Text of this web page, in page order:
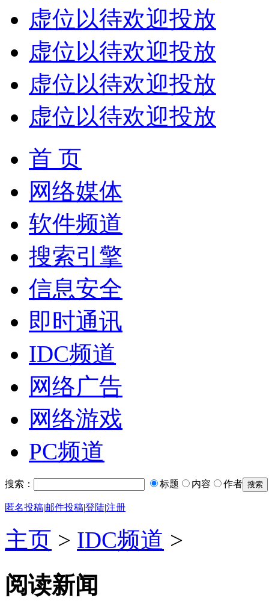
虚位以待欢迎投放
虚位以待欢迎投放
虚位以待欢迎投放
虚位以待欢迎投放
首 页
网络媒体
软件频道
搜索引擎
信息安全
即时通讯
IDC频道
网络广告
网络游戏
PC频道
搜索： 标题 内容 作者
匿名投稿|邮件投稿|登陆|注册
主页 > IDC频道 >
阅读新闻